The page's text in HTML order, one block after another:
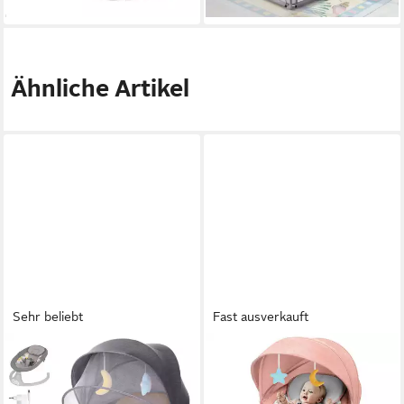
lieferbar - in 3-4 Werktagen bei dir
Ähnliche Artikel
Sehr beliebt
INSMA
Babywippe elektrisch
Babyschaukel 5 Gang
Fast ausverkauft
Babywippe elektrische
Babyschaukel Bluetooth